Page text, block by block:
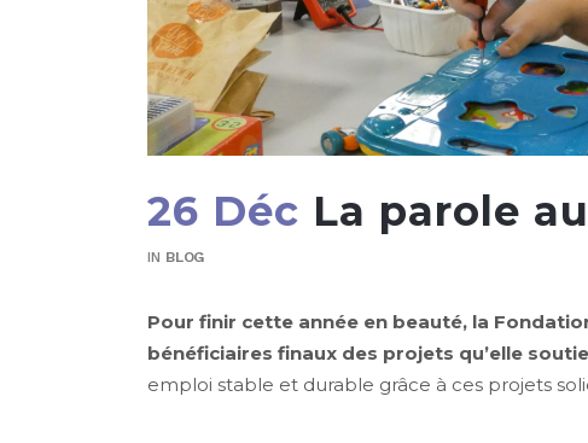
26 Déc La parole
IN BLOG
Pour finir cette année en beauté, la
bénéficiaires finaux des projets qu’elle
emploi stable et durable grâce à ces projets